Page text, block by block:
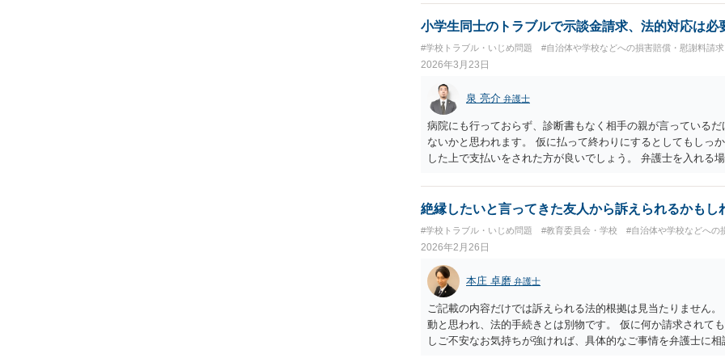
小学生同士のトラブルで示談金請求、法的対応は必
#学校トラブル・いじめ問題 #自治体や学校などへの損害賠償・慰謝料請求
2026年3月23日
泉 亮介 弁護士
病院にも行っておらず、診断書もなく相手の親が言っている
ないかと思われます。 仮に払って終わりにするとしてもしっ
した上で支払いをされた方が良いでしょう。 弁護士を入れる
絶縁したいと言ってきた友人から訴えられるかもし
#学校トラブル・いじめ問題 #教育委員会・学校 #自治体や学校などへの
2026年2月26日
本庄 卓磨 弁護士
ご記載の内容だけでは訴えられる法的根拠は見当たりません
動と思われ、法的手続きとは別物です。 仮に何か請求されて
しご不安なお気持ちが強ければ、具体的なご事情を弁護士に